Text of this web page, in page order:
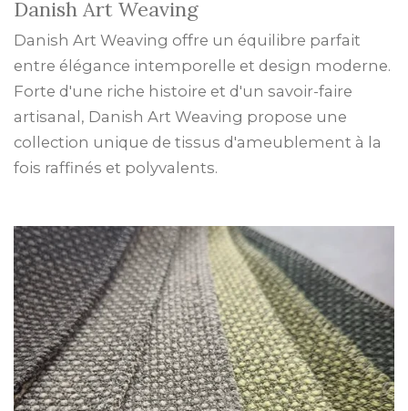
Danish Art Weaving
Danish Art Weaving offre un équilibre parfait
entre élégance intemporelle et design moderne.
Forte d'une riche histoire et d'un savoir-faire
artisanal, Danish Art Weaving propose une
collection unique de tissus d'ameublement à la
fois raffinés et polyvalents.